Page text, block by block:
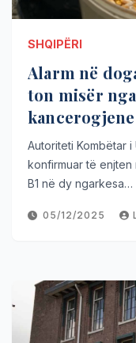
SHQIPËRI
Alarm në
ton misër
kancerogjene
Autoriteti Kombëtar
konfirmuar të
B1 në dy ngarkesa…
05/12/2025